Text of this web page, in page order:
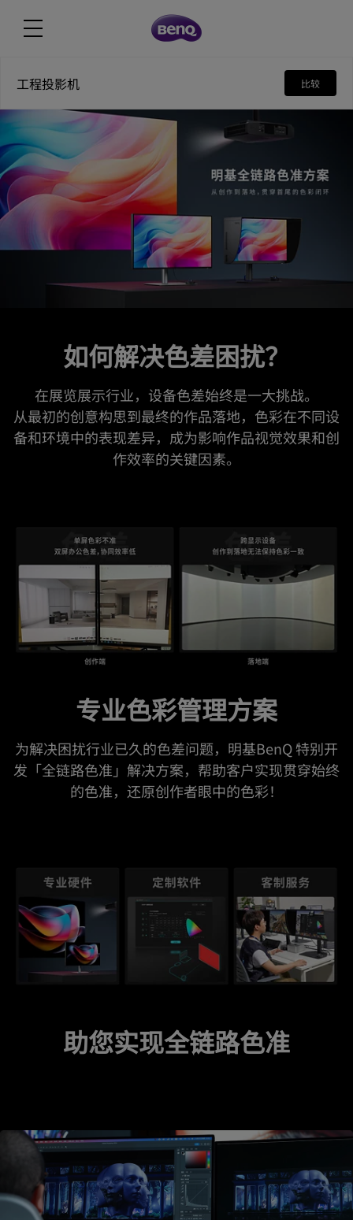
工程投影机 比较
如何解决色差困扰？
在展览展示行业，设备色差始终是一大挑战。
从最初的创意构思到最终的作品落地，色彩在不同设
备和环境中的表现差异，成为影响作品视觉效果和创
作效率的关键因素。
专业色彩管理方案
为解决困扰行业已久的色差问题，明基BenQ 特别开
发「全链路色准」解决方案，帮助客户实现贯穿始终
的色准，还原创作者眼中的色彩！
助您实现全链路色准